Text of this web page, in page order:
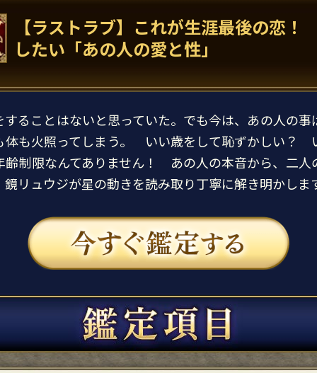
【ラストラブ】これが生涯最後の恋
したい「あの人の愛と性」
することはないと思っていた。でも今は、あの人の事
体も火照ってしまう。 いい歳をして恥ずかしい？
齢制限なんてありません！ あの人の本音から、二人
鏡リュウジが星の動きを読み取り丁寧に解き明かしま